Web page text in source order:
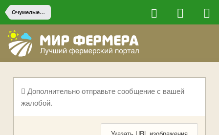
Очумелые ручки
Дополнительно отправьте сообщение с вашей
жалобой.